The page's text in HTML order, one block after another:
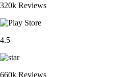
320k Reviews
4.5
660k Reviews